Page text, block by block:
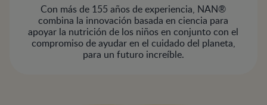
Con más de 155 años de experiencia, NAN®
combina la innovación basada en ciencia para
apoyar la nutrición de los niños en conjunto con el
compromiso de ayudar en el cuidado del planeta,
para un futuro increíble.